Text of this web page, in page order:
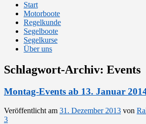
Start
Motorboote
Regelkunde
Segelboote
Segelkurse
Über uns
Schlagwort-Archiv: Events
Montag-Events ab 13. Januar
Veröffentlicht am 31. Dezember 2013 von
3